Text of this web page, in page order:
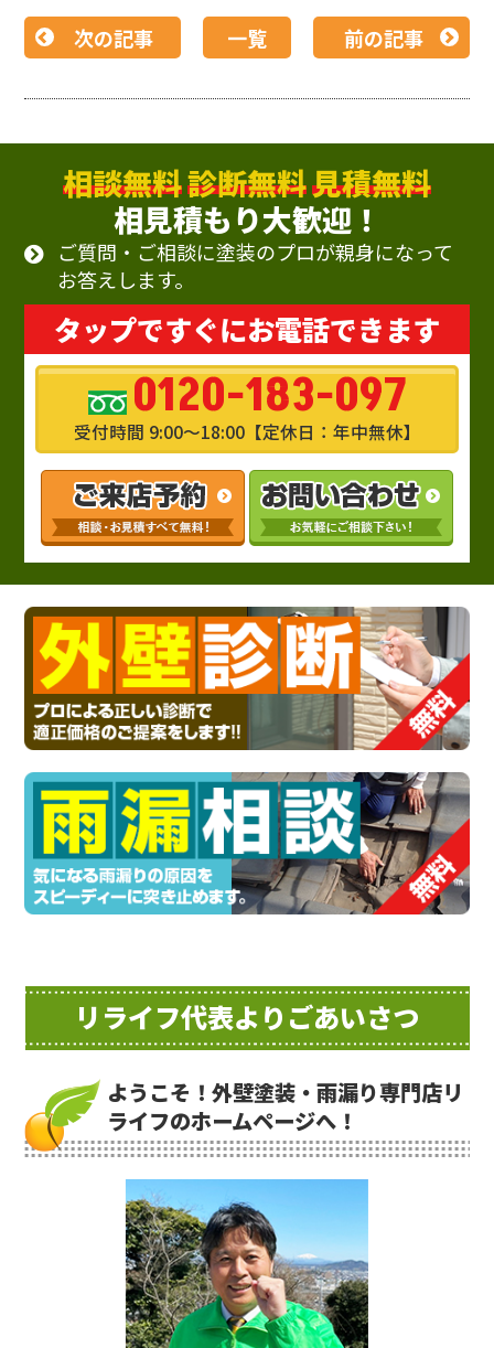
次の記事 一覧 前の記事
相談無料診断無料見積無料
相見積もり大歓迎！
ご質問・ご相談に塗装のプロが親身になって
お答えします。
タップですぐにお電話できます
0120-183-097
受付時間 9:00～18:00【定休日：年中無休】
リライフ代表よりごあいさつ
ようこそ！外壁塗装・雨漏り専門店リ
ライフのホームページへ！